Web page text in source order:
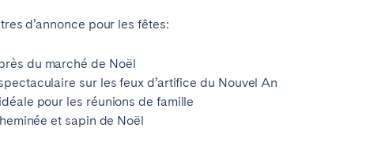
d’annonce pour les fêtes:
du marché de Noël
sur les feux d’artifice du Nouvel An
pour les réunions de famille
et sapin de Noël
Aveiro Beja
Leiria Choisir la langue